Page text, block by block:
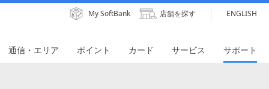
My SoftBank 店舗を探す ENGLISH
通信・エリア ポイント カード サービス サポート